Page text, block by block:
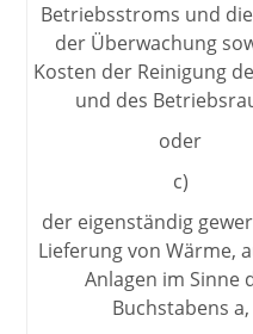
Betriebsstroms und
der Überwachung
Kosten der Reinigung
und des
oder
c)
der eigenständig
Lieferung von Wärme,
Anlagen im Sinne
Buchstabens a,